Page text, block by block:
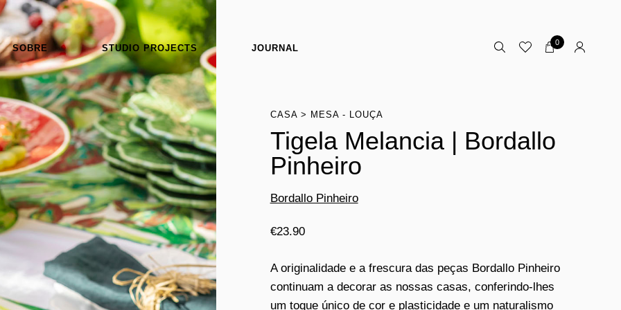
SOBRE STUDIO PROJECTS JOURNAL
0
CASA MESA - LOUÇA
Tigela Melancia | Bordallo
Pinheiro
Bordallo Pinheiro
€23.90
A originalidade e a frescura das peças Bordallo Pinheiro
continuam a decorar as nossas casas, conferindo-lhes
um toque único de cor e plasticidade e um naturalismo